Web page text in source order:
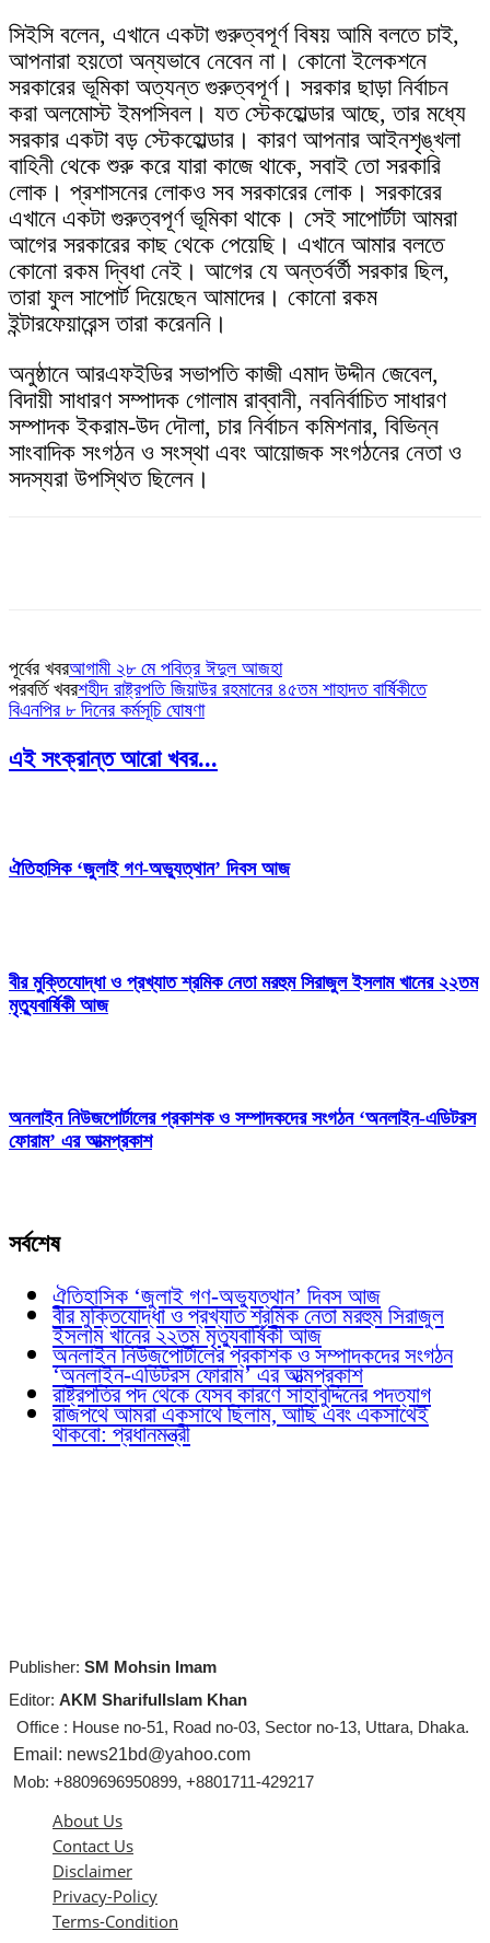
সিইসি বলেন, এখানে একটা গুরুত্বপূর্ণ বিষয় আমি বলতে চাই,
আপনারা হয়তো অন্যভাবে নেবেন না। কোনো ইলেকশনে
সরকারের ভূমিকা অত্যন্ত গুরুত্বপূর্ণ। সরকার ছাড়া নির্বাচন
করা অলমোস্ট ইমপসিবল। যত স্টেকহোল্ডার আছে, তার মধ্যে
সরকার একটা বড় স্টেকহোল্ডার। কারণ আপনার আইনশৃঙ্খলা
বাহিনী থেকে শুরু করে যারা কাজে থাকে, সবাই তো সরকারি
লোক। প্রশাসনের লোকও সব সরকারের লোক। সরকারের
এখানে একটা গুরুত্বপূর্ণ ভূমিকা থাকে। সেই সাপোর্টটা আমরা
আগের সরকারের কাছ থেকে পেয়েছি। এখানে আমার বলতে
কোনো রকম দ্বিধা নেই। আগের যে অন্তর্বর্তী সরকার ছিল,
তারা ফুল সাপোর্ট দিয়েছেন আমাদের। কোনো রকম
ইন্টারফেয়ারেন্স তারা করেননি।
অনুষ্ঠানে আরএফইডির সভাপতি কাজী এমাদ উদ্দীন জেবেল,
বিদায়ী সাধারণ সম্পাদক গোলাম রাব্বানী, নবনির্বাচিত সাধারণ
সম্পাদক ইকরাম-উদ দৌলা, চার নির্বাচন কমিশনার, বিভিন্ন
সাংবাদিক সংগঠন ও সংস্থা এবং আয়োজক সংগঠনের নেতা ও
সদস্যরা উপস্থিত ছিলেন।
পূর্বের খবরআগামী ২৮ মে পবিত্র ঈদুল আজহা
পরবর্তি খবরশহীদ রাষ্ট্রপতি জিয়াউর রহমানের ৪৫তম শাহাদত বার্ষিকীতে
বিএনপির ৮ দিনের কর্মসূচি ঘোষণা
এই সংক্রান্ত আরো খবর...
ঐতিহাসিক ‘জুলাই গণ-অভ্যুত্থান’ দিবস আজ
বীর মুক্তিযোদ্ধা ও প্রখ্যাত শ্রমিক নেতা মরহুম সিরাজুল ইসলাম খানের ২২তম
মৃত্যুবার্ষিকী আজ
অনলাইন নিউজপোর্টালের প্রকাশক ও সম্পাদকদের সংগঠন ‘অনলাইন-এডিটরস
ফোরাম’ এর আত্মপ্রকাশ
সর্বশেষ
ঐতিহাসিক ‘জুলাই গণ-অভ্যুত্থান’ দিবস আজ
বীর মুক্তিযোদ্ধা ও প্রখ্যাত শ্রমিক নেতা মরহুম সিরাজুল
ইসলাম খানের ২২তম মৃত্যুবার্ষিকী আজ
অনলাইন নিউজপোর্টালের প্রকাশক ও সম্পাদকদের সংগঠন
‘অনলাইন-এডিটরস ফোরাম’ এর আত্মপ্রকাশ
রাষ্ট্রপতির পদ থেকে যেসব কারণে সাহাবুদ্দিনের পদত্যাগ
রাজপথে আমরা একসাথে ছিলাম, আছি এবং একসাথেই
থাকবো: প্রধানমন্ত্রী
Publisher: SM Mohsin Imam
Editor: AKM SharifulIslam Khan
Office : House no-51, Road no-03, Sector no-13, Uttara, Dhaka.
Email: news21bd@yahoo.com
Mob: +8809696950899, +8801711-429217
About Us
Contact Us
Disclaimer
Privacy-Policy
Terms-Condition